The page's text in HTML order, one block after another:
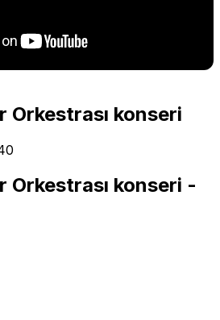
Orkestrası konseri
Orkestrası konseri -